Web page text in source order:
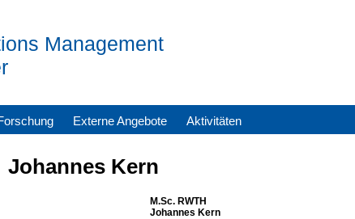
Management
Externe Angebote Aktivitäten
Johannes Kern
M.Sc. RWTH
Johannes Kern